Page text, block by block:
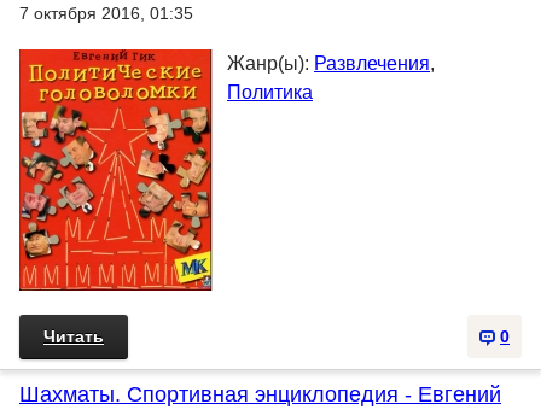
7 октября 2016, 01:35
Жанр(ы): Развлечения,
Политика
0
Читать
Шахматы. Спортивная энциклопедия - Евгений